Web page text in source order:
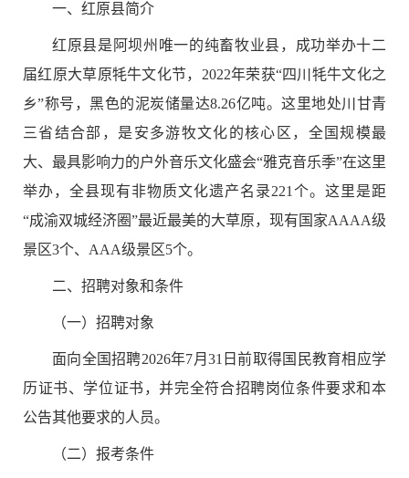
一、 红原县简介
红原县是阿坝州唯一的纯畜牧业县，成功举办十二
届红原大草原牦牛文化节， 2022年荣获“四川牦牛文化之
乡”称号，黑色的泥炭储量达8.26亿吨。这里地处川甘青
三省结合部，是安多游牧文化的核心区，全国规模最
大、最具影响力的户外音乐文化盛会“雅克音乐季”在这里
举办，全县现有非物质文化遗产名录221 个。这里是距
“成渝双城经济圈”最近最美的大草原，现有国家AAAA级
景区3个、 AAA级景区5个。
二、招聘对象和条件
（一）招聘对象
面向全国招聘2026年7月 31 日前取得国民教育相应学
历证书、学位证书，并完全符合招聘岗位条件要求和本
公告其他要求的人员。
（二） 报考条件